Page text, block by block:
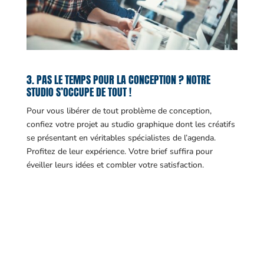
3. PAS LE TEMPS POUR LA CONCEPTION ? NOTRE
STUDIO S’OCCUPE DE TOUT !
Pour vous libérer de tout problème de conception,
confiez votre projet au studio graphique dont les créatifs
se présentant en véritables spécialistes de l’agenda.
Profitez de leur expérience. Votre brief suffira pour
éveiller leurs idées et combler votre satisfaction.